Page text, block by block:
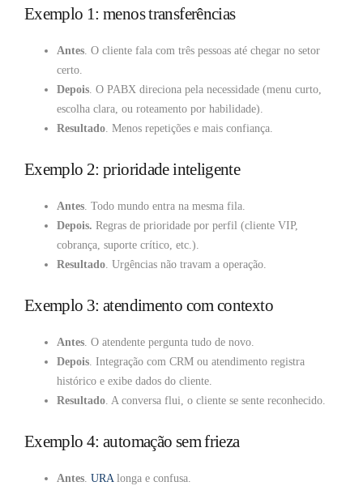
Exemplo 1: menos transferências
Antes. O cliente fala com três pessoas até chegar no setor
certo.
Depois. O PABX direciona pela necessidade (menu curto,
escolha clara, ou roteamento por habilidade).
Resultado. Menos repetições e mais confiança.
Exemplo 2: prioridade inteligente
Antes. Todo mundo entra na mesma fila.
Depois. Regras de prioridade por perfil (cliente VIP,
cobrança, suporte crítico, etc.).
Resultado. Urgências não travam a operação.
Exemplo 3: atendimento com contexto
Antes. O atendente pergunta tudo de novo.
Depois. Integração com CRM ou atendimento registra
histórico e exibe dados do cliente.
Resultado. A conversa flui, o cliente se sente reconhecido.
Exemplo 4: automação sem frieza
Antes. URAlonga e confusa.